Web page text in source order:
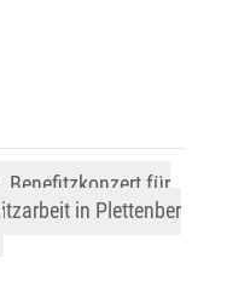
Benefitzkonzert für
in Plettenber